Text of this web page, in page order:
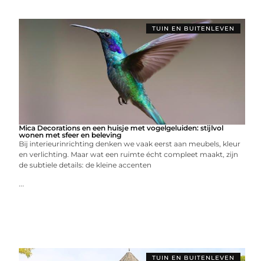
TUIN EN BUITENLEVEN
Mica Decorations en een huisje met vogelgeluiden: stijlvol
wonen met sfeer en beleving
Bij interieurinrichting denken we vaak eerst aan meubels, kleur
en verlichting. Maar wat een ruimte écht compleet maakt, zijn
de subtiele details: de kleine accenten
...
TUIN EN BUITENLEVEN